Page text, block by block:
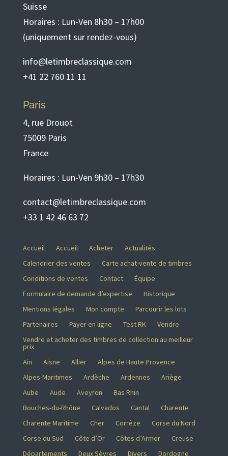
Suisse
Horaires : Lun-Ven 8h30 – 17h00
(uniquement sur rendez-vous)
info@letimbreclassique.com
+41 22 760 11 11
Paris
4, rue Drouot
75009 Paris
France
Horaires : Lun-Ven 9h30 – 17h30
contact@letimbreclassique.com
+33 1 42 46 63 72
Accueil Accueil Acheter
Actualités
Calendrier des ventes
Carte achat-vente de timbres
Conditions de ventes
Contact
Équipe
Formulaire de demande d’expertise
Historique
Mentions légales
Mon compte
Parcourir les lots
Partenaires
Payer en ligne Test RK
Vendre
Vendre et acheter des timbres de collection au meilleur
prix
Ain
Aisne Allier
Alpes de Haute Provence
Alpes-Maritimes
Ardèche Ardennes
Ariège
Aube
Aude Aveyron
Bas Rhin
Bouches-du-Rhône
Calvados Cantal
Charente
Charente Maritime
Cher Corrèze
Corse du Nord
Corse du Sud
Côte d’Or Côtes d’Armor
Creuse
Départements
Deux Sèvres Divers Dordogne